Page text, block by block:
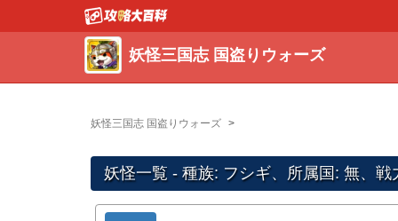
妖怪三国志 国盗りウォーズ
妖怪三国志 国盗りウォーズ
妖怪一覧 - 種族: フシギ、所属国: 無、戦